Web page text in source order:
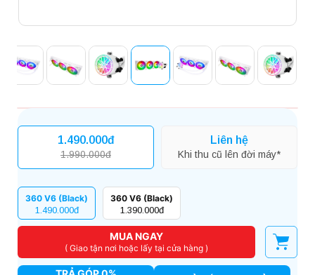
1.490.000đ
1.990.000đ
Liên hệ
Khi thu cũ lên đời máy*
360 V6 (Black)
1.490.000đ
360 V6 (Black)
1.390.000đ
MUA NGAY
( Giao tận nơi hoặc lấy tại cửa hàng )